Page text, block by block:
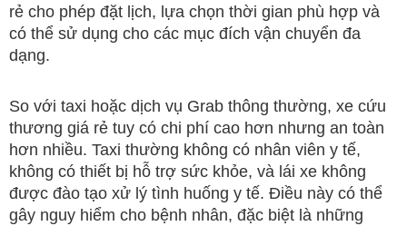
rẻ cho phép đặt lịch, lựa chọn thời gian phù hợp và
có thể sử dụng cho các mục đích vận chuyển đa
dạng.
So với taxi hoặc dịch vụ Grab thông thường, xe cứu
thương giá rẻ tuy có chi phí cao hơn nhưng an toàn
hơn nhiều. Taxi thường không có nhân viên y tế,
không có thiết bị hỗ trợ sức khỏe, và lái xe không
được đào tạo xử lý tình huống y tế. Điều này có thể
gây nguy hiểm cho bệnh nhân, đặc biệt là những